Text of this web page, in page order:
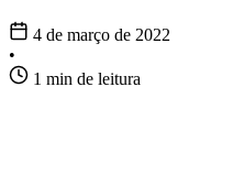
4 de março de 2022
•
1 min de leitura